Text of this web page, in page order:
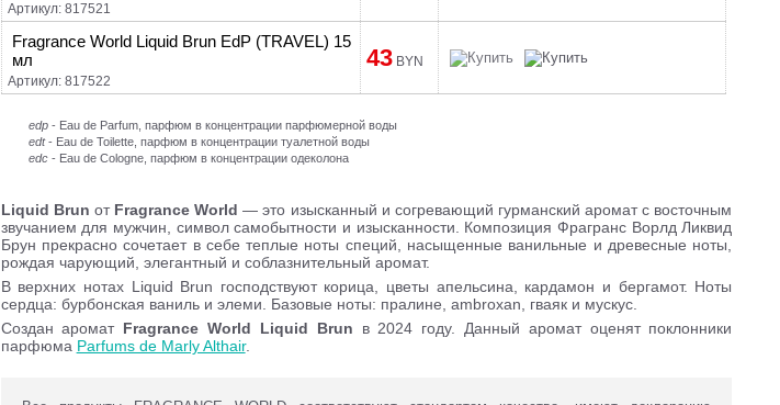
Артикул: 817521
Fragrance World Liquid Brun EdP (TRAVEL) 15
мл
Артикул: 817522
43 BYN
edp- Eau de Parfum, парфюм в концентрации парфюмерной воды
edt- Eau de Toilette, парфюм в концентрации туалетной воды
edc- Eau de Cologne, парфюм в концентрации одеколона
Liquid Brun от Fragrance World — это изысканный и согревающий гурманский аромат с восточным
звучанием для мужчин, символ самобытности и изысканности. Композиция Фрагранc Ворлд Ликвид
Брун прекрасно сочетает в себе теплые ноты специй, насыщенные ванильные и древесные ноты,
рождая чарующий, элегантный и соблазнительный аромат.
В верхних нотах Liquid Brun господствуют корица, цветы апельсина, кардамон и бергамот. Ноты
сердца: бурбонская ваниль и элеми. Базовые ноты: пралине, ambroxan, гваяк и мускус.
Создан аромат Fragrance World Liquid Brun в 2024 году. Данный аромат оценят поклонники
парфюма Parfums de Marly Althair.